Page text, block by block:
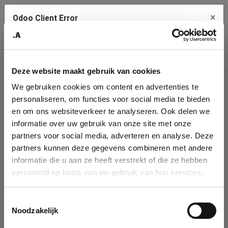
Deze website maakt gebruik van cookies
We gebruiken cookies om content en advertenties te
personaliseren, om functies voor social media te bieden
en om ons websiteverkeer te analyseren. Ook delen we
informatie over uw gebruik van onze site met onze
partners voor social media, adverteren en analyse. Deze
partners kunnen deze gegevens combineren met andere
informatie die u aan ze heeft verstrekt of die ze hebben
verzameld op basis van uw gebruik van hun services.
Noodzakelijk
Company
Identification
Please fill in your company details
You can search a company in our database by name, VAT or
enterprise ID. When a company is selected it will auto-complete the
form. If you don't find your company in our database, you can create
Odoo Client Error ×
service.
See details
Ok